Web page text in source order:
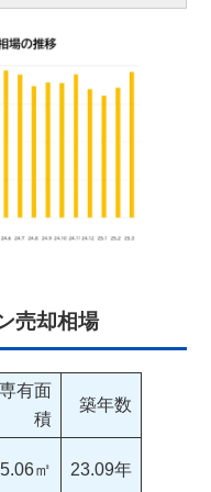
売却相場
専有面
積
築年数
㎡ 23.09年